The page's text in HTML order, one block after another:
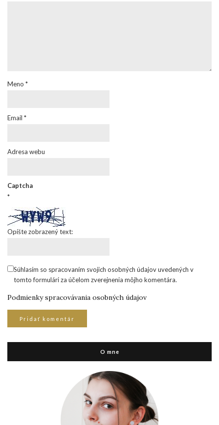
Meno *
Email *
Adresa webu
Captcha
*
Opíšte zobrazený text:
Súhlasím so spracovaním svojich osobných údajov uvedených v
tomto formulári za účelom zverejnenia môjho komentára.
Podmienky spracovávania osobných údajov
O mne